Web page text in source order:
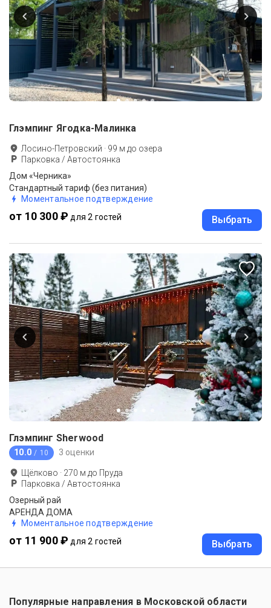
Глэмпинг Ягодка-Малинка
Лосино-Петровский · 99 м до озера
Парковка / Автостоянка
Дом «Черника»
Стандартный тариф (без питания)
Моментальное подтверждение
от 10 300 ₽ для 2 гостей Выбрать
Глэмпинг Sherwood
10.0 / 10 3 оценки
Щёлково · 270 м до Пруда
Парковка / Автостоянка
Озерный рай
АРЕНДА ДОМА
Моментальное подтверждение
от 11 900 ₽ для 2 гостей Выбрать
Популярные направления в Московской области